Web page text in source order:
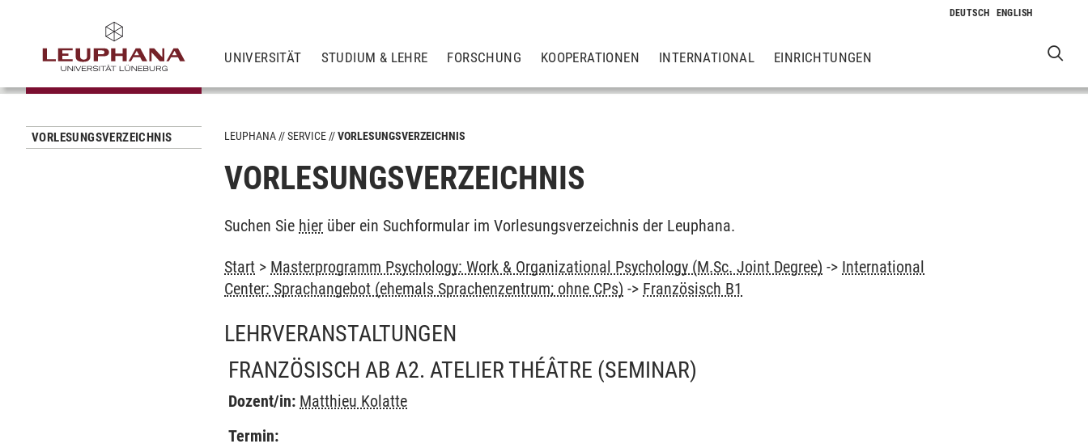
UNIVERSITÄT STUDIUM & LEHRE FORSCHUNG KOOPERATIONEN INTERNATIONAL EINRICHTUNGEN
VORLESUNGSVERZEICHNIS LEUPHANA SERVICE VORLESUNGSVERZEICHNIS
VORLESUNGSVERZEICHNIS
Suchen Sie hier über ein Suchformular im Vorlesungsverzeichnis der Leuphana.
Start > Masterprogramm Psychology: Work & Organizational Psychology (M.Sc. Joint Degree) -> International
Center: Sprachangebot (ehemals Sprachenzentrum; ohne CPs) -> Französisch B1
LEHRVERANSTALTUNGEN
FRANZÖSISCH AB A2. ATELIER THÉÂTRE (SEMINAR)
Dozent/in: Matthieu Kolatte
Termin: